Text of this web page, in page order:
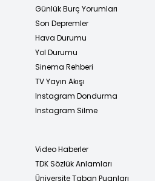
Günlük Burç Yorumları
Son Depremler
Hava Durumu
Yol Durumu
Sinema Rehberi
TV Yayın Akışı
Instagram Dondurma
Instagram Silme
Video Haberler
TDK Sözlük Anlamları
Üniversite Taban Puanları